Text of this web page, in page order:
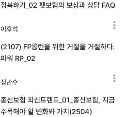
정복하기_02 펫보험의 보상과 상담 FAQ
이후석
(2107) FP롱런을 위한 거절을 거절하다.
파워 RP_02
정만수
종신보험 최신트렌드_01_종신보험, 지금
주목해야 할 변화와 가치(2504)